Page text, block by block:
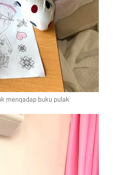
mengadap buku pulak